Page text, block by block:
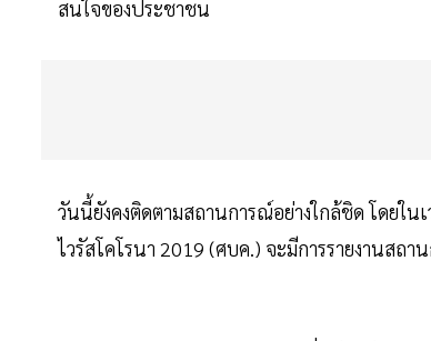
สนใจของประชาชน
วันนี้ยังคงติดตามสถานการณ์อย่างใกล้ชิด โดยใ
ไวรัสโคโรนา 2019 (ศบค.) จะมีการรายงานสถ